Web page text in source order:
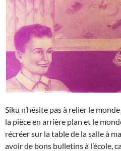
Siku n’hésite pas à relier le
la pièce en arrière plan et le
récréer sur la table de la salle à
avoir de bons bulletins à l’école,